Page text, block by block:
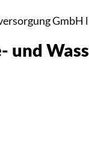
GmbH